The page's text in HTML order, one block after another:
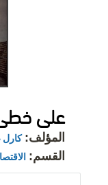
على خطى
المؤلف:
القسم: